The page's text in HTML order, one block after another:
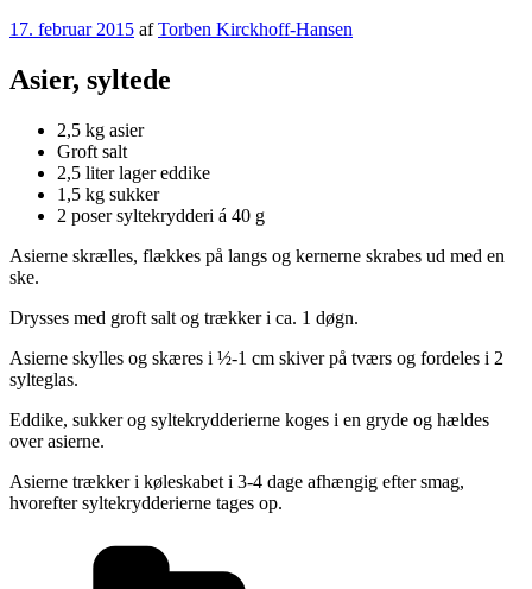
Udgivet
17. februar 2015 afTorben Kirckhoff-Hansen
Asier, syltede
2,5 kg asier
Groft salt
2,5 liter lager eddike
1,5 kg sukker
2 poser syltekrydderi á 40 g
Asierne skrælles, flækkes på langs og kernerne skrabes ud med en
ske.
Drysses med groft salt og trækker i ca. 1 døgn.
Asierne skylles og skæres i ½-1 cm skiver på tværs og fordeles i 2
sylteglas.
Eddike, sukker og syltekrydderierne koges i en gryde og hældes
over asierne.
Asierne trækker i køleskabet i 3-4 dage afhængig efter smag,
hvorefter syltekrydderierne tages op.